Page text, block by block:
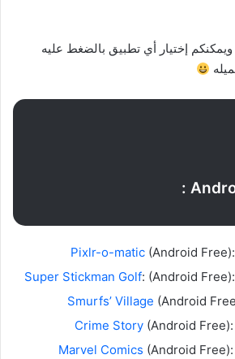
إختيار أي تطبيق بالضغط عليه
Pixlr-o-matic (Android
Super Stickman Golf: (Android
Smurfs’ Village (Android
Crime Story (Android
Marvel Comics (Android